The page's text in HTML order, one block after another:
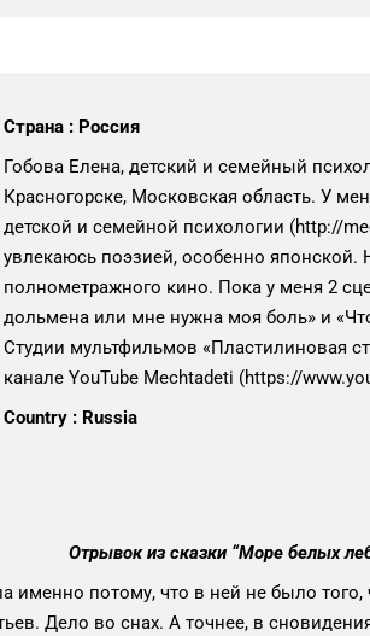
Страна : Россия
Гобова Елена, детский и семейный
Красногорске, Московская область. У
детской и семейной психологии (http://
увлекаюсь поэзией, особенно японской.
полнометражного кино. Пока у меня 2
дольмена или мне нужна моя боль» и
Студии мультфильмов «Пластилиновая
канале YouTube Mechtadeti (https://
Country : Russia
Отрывок из сказки “Море белых
именно потому, что в ней не было
Дело во снах. А точнее, в